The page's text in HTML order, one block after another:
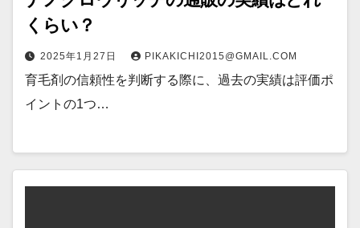
くらい？
2025年1月27日 PIKAKICHI2015@GMAIL.COM
育毛剤の信頼性を判断する際に、過去の実績は評価ポ
イントの1つ…